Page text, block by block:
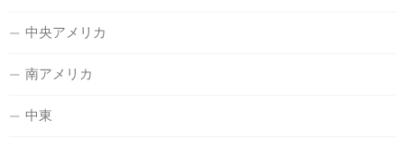
中央アメリカ
南アメリカ
中東